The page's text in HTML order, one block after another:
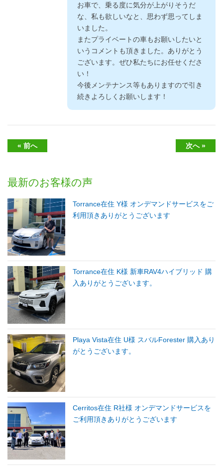
お車で、乗る度に気分が上がりそうだ
な、私も欲しいなと、思わず思ってしま
いました。
またプライベートの車もお願いしたいと
いうコメントも頂きました。ありがとう
ございます。ぜひ私たちにお任せくださ
い！
今後メンテナンス等もありますので引き
続きよろしくお願いします！
« 前へ 次へ »
最新のお客様の声
Torrance在住 Y様 オンデマンドサービスをご
利用頂きありがとうございます
Torrance在住 K様 新車RAV4ハイブリッド 購
入ありがとうございます。
Playa Vista在住 U様 スバルForester 購入あり
がとうございます。
Cerritos在住 R社様 オンデマンドサービスを
ご利用頂きありがとうございます